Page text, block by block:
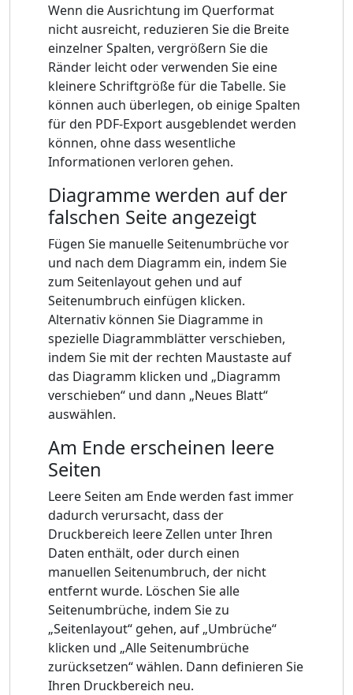
Wenn die Ausrichtung im Querformat
nicht ausreicht, reduzieren Sie die Breite
einzelner Spalten, vergrößern Sie die
Ränder leicht oder verwenden Sie eine
kleinere Schriftgröße für die Tabelle. Sie
können auch überlegen, ob einige Spalten
für den PDF-Export ausgeblendet werden
können, ohne dass wesentliche
Informationen verloren gehen.
Diagramme werden auf der
falschen Seite angezeigt
Fügen Sie manuelle Seitenumbrüche vor
und nach dem Diagramm ein, indem Sie
zum Seitenlayout gehen und auf
Seitenumbruch einfügen klicken.
Alternativ können Sie Diagramme in
spezielle Diagrammblätter verschieben,
indem Sie mit der rechten Maustaste auf
das Diagramm klicken und „Diagramm
verschieben“ und dann „Neues Blatt“
auswählen.
Am Ende erscheinen leere
Seiten
Leere Seiten am Ende werden fast immer
dadurch verursacht, dass der
Druckbereich leere Zellen unter Ihren
Daten enthält, oder durch einen
manuellen Seitenumbruch, der nicht
entfernt wurde. Löschen Sie alle
Seitenumbrüche, indem Sie zu
„Seitenlayout“ gehen, auf „Umbrüche“
klicken und „Alle Seitenumbrüche
zurücksetzen“ wählen. Dann definieren Sie
Ihren Druckbereich neu.